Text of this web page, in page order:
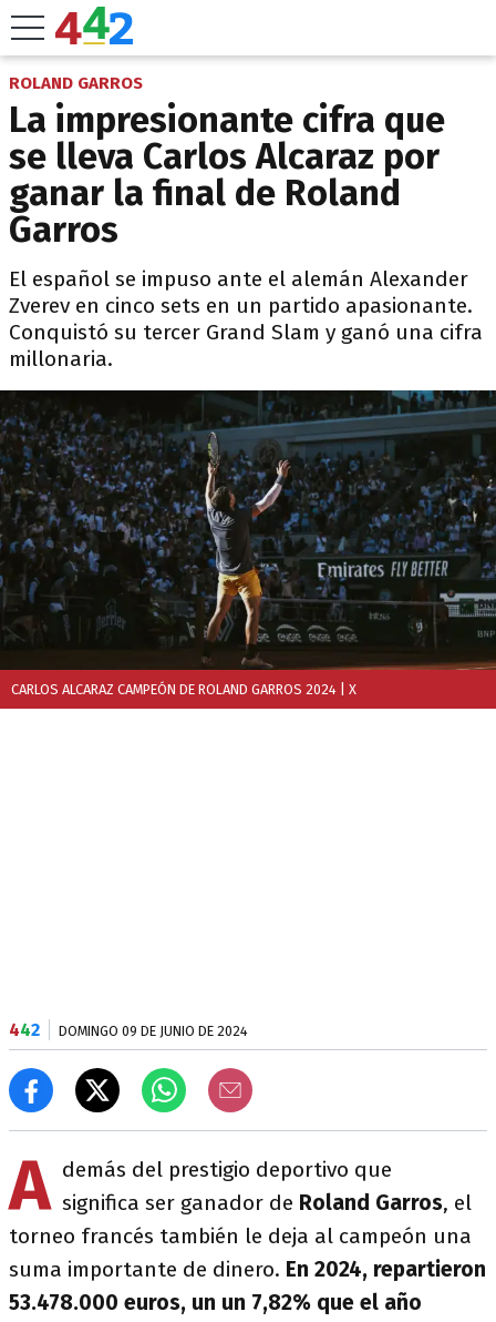
ROLAND GARROS
La impresionante cifra que
se lleva Carlos Alcaraz por
ganar la final de Roland
Garros
El español se impuso ante el alemán Alexander
Zverev en cinco sets en un partido apasionante.
Conquistó su tercer Grand Slam y ganó una cifra
millonaria.
CARLOS ALCARAZ CAMPEÓN DE ROLAND GARROS 2024 | X
442 DOMINGO 09 DE JUNIO DE 2024
A demás del prestigio deportivo que
significa ser ganador de Roland Garros, el
torneo francés también le deja al campeón una
suma importante de dinero. En 2024, repartieron
53.478.000 euros, un un 7,82% que el año